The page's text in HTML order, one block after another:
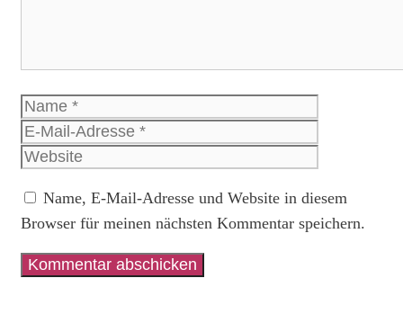
Name
Name, E-Mail-Adresse und Website in diesem
Browser für meinen nächsten Kommentar speichern.